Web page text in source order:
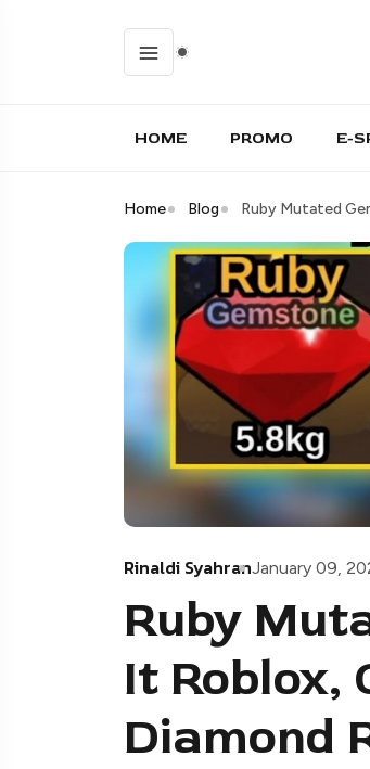
HOME PROMO E-
Home Blog Ruby Mutated
Rinaldi SyahranJanuary 09,
Ruby
It Roblox,
Diamond